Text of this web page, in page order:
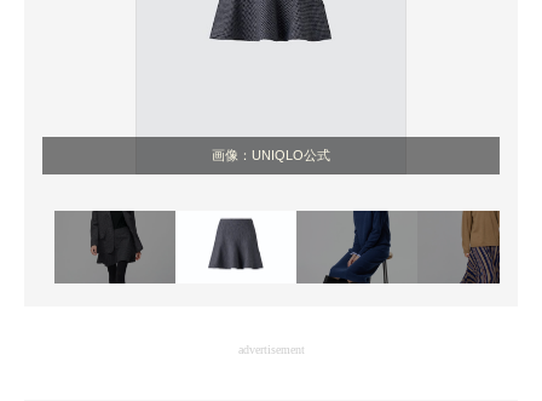
エネルギーの専門メディア
画像：UNIQLO公式
advertisement